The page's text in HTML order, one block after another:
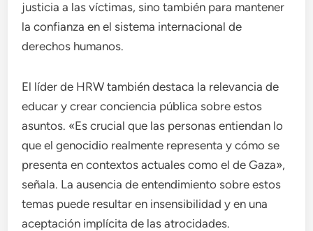
justicia a las víctimas, sino también para mantener
la confianza en el sistema internacional de
derechos humanos.
El líder de HRW también destaca la relevancia de
educar y crear conciencia pública sobre estos
asuntos. «Es crucial que las personas entiendan lo
que el genocidio realmente representa y cómo se
presenta en contextos actuales como el de Gaza»,
señala. La ausencia de entendimiento sobre estos
temas puede resultar en insensibilidad y en una
aceptación implícita de las atrocidades.